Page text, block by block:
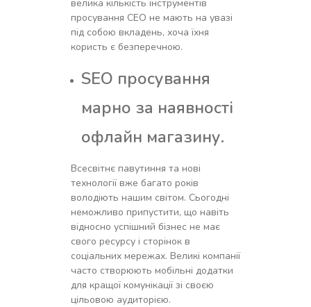
велика кількість інструментів
просування СЕО не мають на увазі
під собою вкладень, хоча їхня
користь є безперечною.
SEO просування
марно за наявності
офлайн магазину.
Всесвітнє павутиння та нові
технології вже багато років
володіють нашим світом. Сьогодні
неможливо припустити, що навіть
відносно успішний бізнес не має
свого ресурсу і сторінок в
соціальних мережах. Великі компанії
часто створюють мобільні додатки
для кращої комунікації зі своєю
цільовою аудиторією.